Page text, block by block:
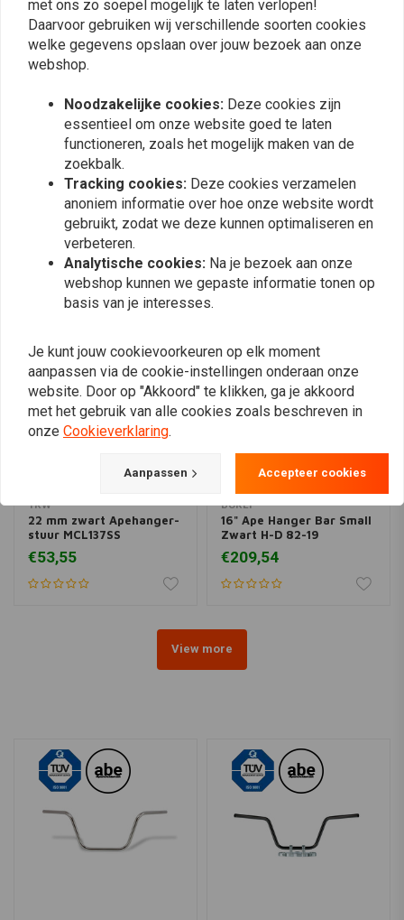
aanpassingen eraan lassen. Bij een Ape Hanger is het advies ook altijd
om je stuurklemmen zo aan te passen dat het stuur niet meer draaien
kan,
bijvoorbeeld een gat in het stuur waar een bout doorheen gaat deze
komt weer in een gat te zitten van de stuurklem zodat het stuur niet meer
verdraaien kan.
De maten van het stuur:
Dikte:22mm of 7/8e inch
Pullback:
220mm
Hoogte: 40cm
Wanddikte:2mm
Afwerking: Blank staal want er zit nog geen verf of chroom op
Wessel
Mooi stuur, past perfect. Geeft een heerlijke
houding tijdens het rijden.
just as
Plaats ook een review
Vergelijkbare producten
TRW
22 mm zwart Apehanger-
stuur MCL137SS
€53,55
BURLY
16" Ape Hanger Bar Small
Zwart H-D 82-19
€209,54
View more
met ons zo soepel mogelijk te laten verlopen!
Daarvoor gebruiken wij verschillende soorten cookies
welke gegevens opslaan over jouw bezoek aan onze
webshop.
Noodzakelijke cookies: Deze cookies zijn
essentieel om onze website goed te laten
functioneren, zoals het mogelijk maken van de
zoekbalk.
Tracking cookies: Deze cookies verzamelen
anoniem informatie over hoe onze website wordt
gebruikt, zodat we deze kunnen optimaliseren en
verbeteren.
Analytische cookies: Na je bezoek aan onze
webshop kunnen we gepaste informatie tonen op
basis van je interesses.
Je kunt jouw cookievoorkeuren op elk moment
aanpassen via de cookie-instellingen onderaan onze
website. Door op "Akkoord" te klikken, ga je akkoord
met het gebruik van alle cookies zoals beschreven in
onze Cookieverklaring.
Aanpassen Accepteer cookies